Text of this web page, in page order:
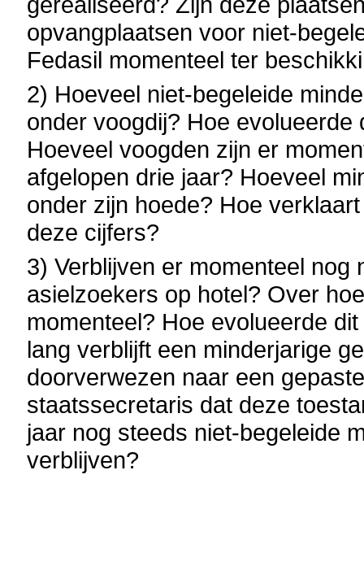
opvangplaatsen voor niet-
Fedasil momenteel ter
2) Hoeveel niet-begeleide
onder voogdij? Hoe
Hoeveel voogden zijn er
afgelopen drie jaar? Hoeveel
onder zijn hoede? Hoe
deze cijfers?
3) Verblijven er momenteel nog
asielzoekers op hotel? Over
momenteel? Hoe evolueerde
lang verblijft een minderjarige
doorverwezen naar een
staatssecretaris dat deze
jaar nog steeds niet-begeleide
verblijven?